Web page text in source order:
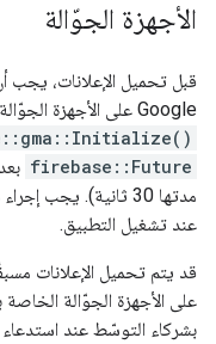
الأجهزة الجوّالة
Google على الأجهزة الجوّالة الخاصة بتطبيقات ++C من خلال استدعاء
firebase::Future
مدتها 30 ثانية).
عند تشغيل التطبيق.
بشركاء التوسّط عند استدعاء